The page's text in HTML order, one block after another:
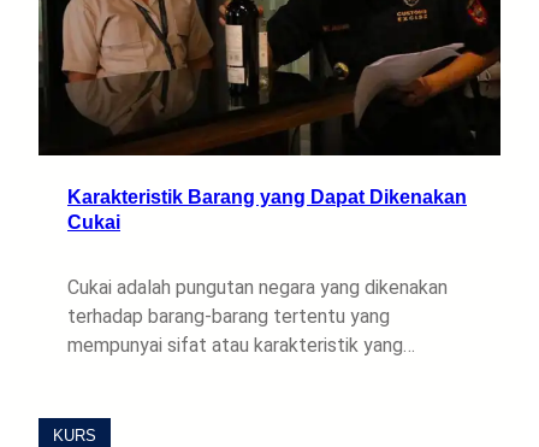
Karakteristik Barang yang Dapat Dikenakan
Cukai
Cukai adalah pungutan negara yang dikenakan
terhadap barang-barang tertentu yang
mempunyai sifat atau karakteristik yang…
KURS